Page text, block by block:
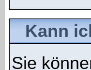
Kann
Sie